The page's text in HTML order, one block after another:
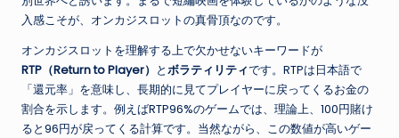
入感こそが、オンカジスロットの真骨頂なのです。
オンカジスロットを理解する上で欠かせないキーワードが
RTP（Return to Player） とボラティリティです。RTPは日本語で
「還元率」を意味し、長期的に見てプレイヤーに戻ってくるお金の
割合を示します。例えばRTP96%のゲームでは、理論上、100円賭け
ると96円が戻ってくる計算です。当然ながら、この数値が高いゲー